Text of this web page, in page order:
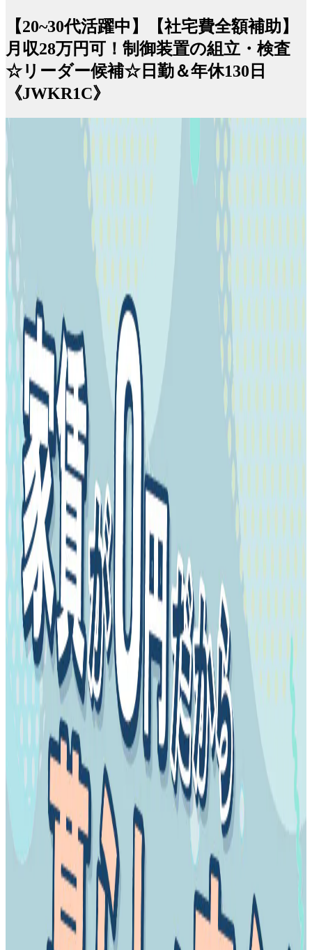
【20~30代活躍中】【社宅費全額補助】
月収28万円可！制御装置の組立・検査
☆リーダー候補☆日勤＆年休130日
《JWKR1C》